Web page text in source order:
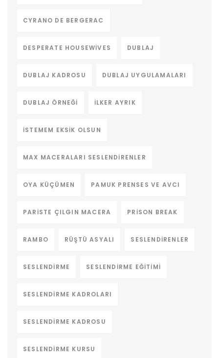
CYRANO DE BERGERAC
DESPERATE HOUSEWIVES DUBLAJ
DUBLAJ KADROSU DUBLAJ UYGULAMALARI
DUBLAJ ÖRNEĞI ILKER AYRIK
ISTEMEM EKSIK OLSUN
MAX MACERALARI SESLENDIRENLER
OYA KÜÇÜMEN PAMUK PRENSES VE AVCI
PARISTE ÇILGIN MACERA PRISON BREAK
RAMBO RÜŞTÜ ASYALI SESLENDIRENLER
SESLENDIRME SESLENDIRME EĞITIMI
SESLENDIRME KADROLARI
SESLENDIRME KADROSU
SESLENDIRME KURSU